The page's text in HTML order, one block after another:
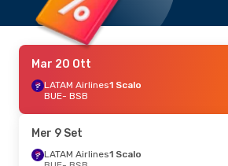
Mar 20 Ott
LATAM Airlines1 Scalo
BUE- BSB
Mer 9 Set
LATAM Airlines1 Scalo